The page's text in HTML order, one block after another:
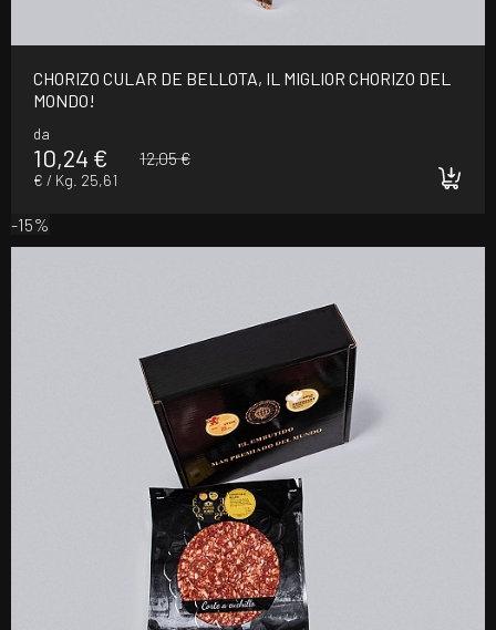
CHORIZO CULAR DE BELLOTA, IL MIGLIOR CHORIZO DEL
MONDO!
da
10,24 €
€ / Kg. 25,61
12,05 €
-15%